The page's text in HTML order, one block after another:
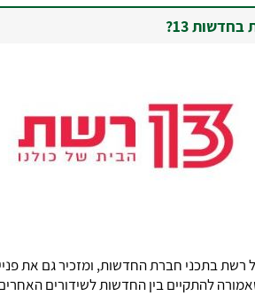
13?
רשת בתכני חברת החדשות, ומזכיר גם את
להתקיים בין החדשות לשידורים